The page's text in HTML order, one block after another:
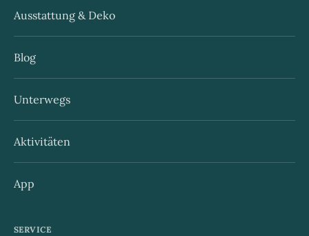
Ausstattung & Deko
Blog
Unterwegs
Aktivitäten
App
SERVICE